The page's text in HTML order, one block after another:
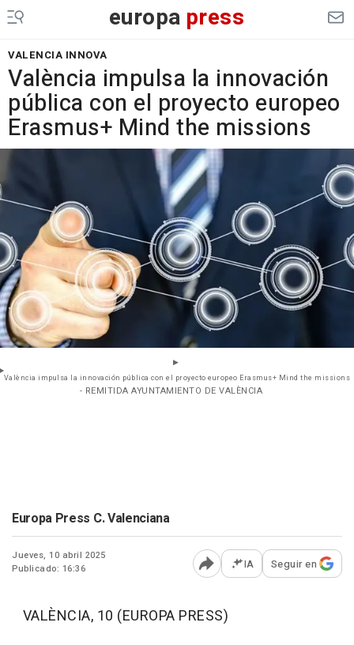
europa press
VALENCIA INNOVA
València impulsa la innovación
pública con el proyecto europeo
Erasmus+ Mind the missions
València impulsa la innovación pública con el proyecto europeo Erasmus+ Mind the missions
- REMITIDA AYUNTAMIENTO DE VALÈNCIA
Europa Press C. Valenciana
Jueves, 10 abril 2025
Publicado: 16:36
Abrir opciones para
IA Seguir en
VALÈNCIA, 10 (EUROPA PRESS)